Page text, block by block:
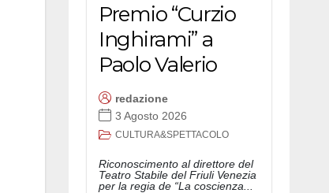
Premio “Curzio
Inghirami” a
Paolo Valerio
redazione
3 Agosto 2026
CULTURA&SPETTACOLO
Riconoscimento al direttore del
Teatro Stabile del Friuli Venezia
per la regia de “La coscienza...